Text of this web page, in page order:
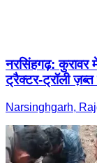
नरसिंहगढ़:
ट्रैक्टर-ट्रॉली ज़ब्त
Narsinghgarh,